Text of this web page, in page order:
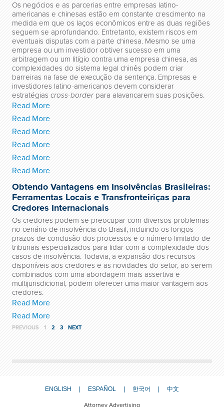
Os negócios e as parcerias entre empresas latino-
americanas e chinesas estão em constante crescimento na
medida em que os laços econômicos entre as duas regiões
seguem se aprofundando. Entretanto, existem riscos em
eventuais disputas com a parte chinesa. Mesmo se uma
empresa ou um investidor obtiver sucesso em uma
arbitragem ou um litígio contra uma empresa chinesa, as
complexidades do sistema legal chinês podem criar
barreiras na fase de execução da sentença. Empresas e
investidores latino-americanos devem considerar
estratégias cross-borderpara alavancarem suas posições.
Read More
Read More
Read More
Read More
Read More
Read More
Obtendo Vantagens em Insolvências Brasileiras:
Ferramentas Locais e Transfronteiriças para
Credores Internacionais
Os credores podem se preocupar com diversos problemas
no cenário de insolvência do Brasil, incluindo os longos
prazos de conclusão dos processos e o número limitado de
tribunais especializados para lidar com a complexidade dos
casos de insolvência. Todavia, a expansão dos recursos
disponíveis aos credores e as novidades do setor, ao serem
combinados com uma abordagem mais assertiva e
multijurisdicional, podem oferecer uma maior vantagem aos
credores.
Read More
Read More
PREVIOUS 1 2 3 NEXT
ENGLISH ESPAÑOL 한국어 中文
Attorney Advertising